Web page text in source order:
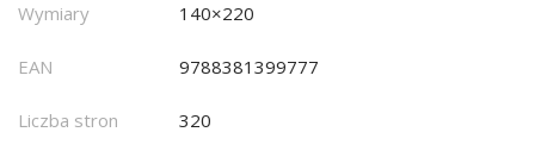
Wymiary 140×220
EAN 9788381399777
Liczba stron 320